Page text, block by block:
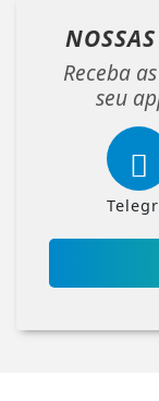
Receba
seu